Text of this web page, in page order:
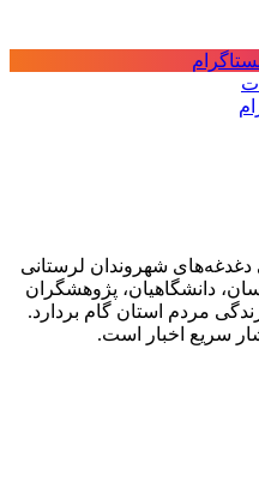
شهروندان لرستانی
دانشگاهیان، پژوهشگران
مردم استان گام بردارد.
سریع اخبار است.